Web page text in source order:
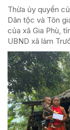
Thừa ủy quyền
Dân tộc và Tôn
của xã Gia Phù,
UBND xã làm